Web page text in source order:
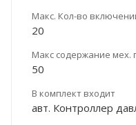
Макс. Кол-во
20
Макс содержание мех.
50
В комплект входит
авт. Контроллер